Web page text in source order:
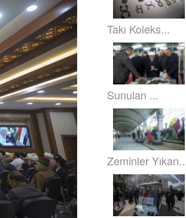
Takı Koleks...
Sunulan ...
Zeminler